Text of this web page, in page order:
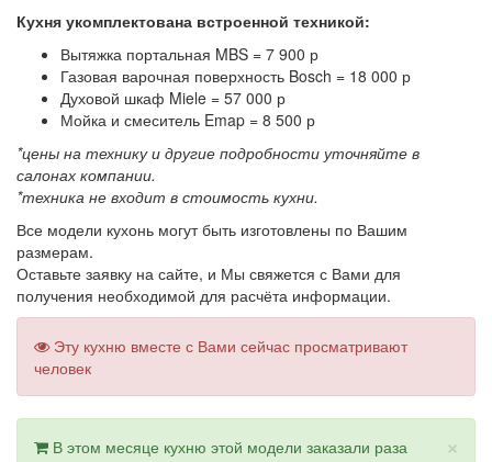
Кухня укомплектована встроенной техникой:
Вытяжка портальная MBS = 7 900 р
Газовая варочная поверхность Bosch = 18 000 р
Духовой шкаф Miele = 57 000 р
Мойка и смеситель Emap = 8 500 р
*цены на технику и другие подробности уточняйте в
салонах компании.
*техника не входит в стоимость кухни.
Все модели кухонь могут быть изготовлены по Вашим
размерам.
Оставьте заявку на сайте, и Мы свяжется с Вами для
получения необходимой для расчёта информации.
Эту кухню вместе с Вами сейчас просматривают
человек
×
В этом месяце кухню этой модели заказали раза